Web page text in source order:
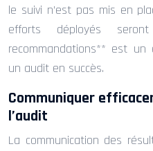
le suivi n’est pas mis en
efforts déployés
recommandations** est
un audit en succès.
Communiquer
l’audit
La communication des